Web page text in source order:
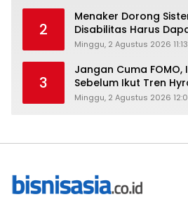
2
Menaker Dorong
Disabilitas Harus
Setara
Minggu, 2 Agustus 2026 11:13
3
Jangan Cuma FOMO,
Sebelum Ikut Tren
Minggu, 2 Agustus 2026